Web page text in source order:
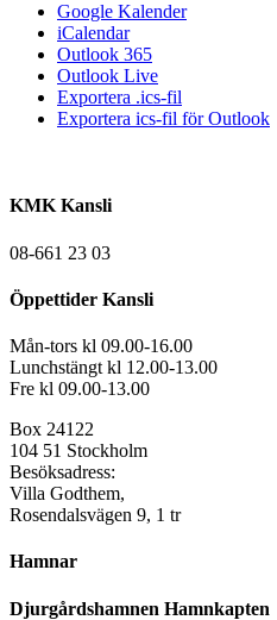
Google Kalender
iCalendar
Outlook 365
Outlook Live
Exportera .ics-fil
Exportera ics-fil för Outlook
KMK Kansli
08-661 23 03
Öppettider Kansli
Mån-tors kl 09.00-16.00
Lunchstängt kl 12.00-13.00
Fre kl 09.00-13.00
Box 24122
104 51 Stockholm
Besöksadress:
Villa Godthem,
Rosendalsvägen 9, 1 tr
Hamnar
Djurgårdshamnen Hamnkapten